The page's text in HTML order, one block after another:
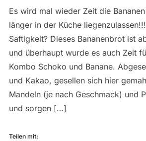
Es wird mal wieder Zeit die
länger in der Küche
Saftigkeit? Dieses Bananenbrot ist
und überhaupt wurde es auch Zeit
Kombo Schoko und Banane.
und Kakao, gesellen sich hier
Mandeln (je nach Geschmack) und
und sorgen […]
Teilen mit: